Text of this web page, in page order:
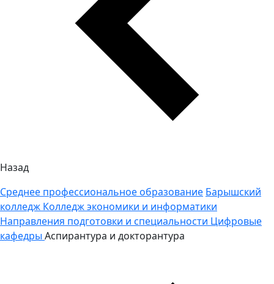
Назад
Среднее профессиональное образование Барышский
колледж Колледж экономики и информатики
Направления подготовки и специальности Цифровые
кафедры Аспирантура и докторантура